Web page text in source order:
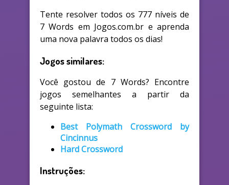
Tente resolver todos os 777 níveis de
7 Words em Jogos.com.br e aprenda
uma nova palavra todos os dias!
Jogos similares:
Você gostou de 7 Words? Encontre
jogos semelhantes a partir da
seguinte lista:
Best Polymath Crossword by
Cincinnus
Hard Crossword
Instruções: